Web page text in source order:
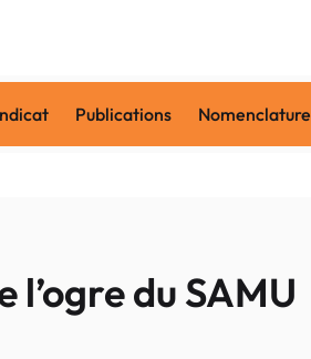
Publications Nomenclature
du SAMU